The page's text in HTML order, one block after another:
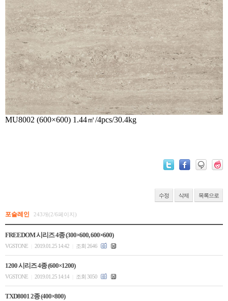
MU8002 (600×600) 1.44㎡/4pcs/30.4kg
수정 삭제 목록으로
포슬레인 243개(2/6페이지)
FREEDOM 시리즈 4종 (300×600, 600×600)
VGSTONE 2019.01.25 14:42 조회 2646
1200 시리즈 4종 (600×1200)
VGSTONE 2019.01.25 14:14 조회 3050
TXD8001 2종 (400×800)